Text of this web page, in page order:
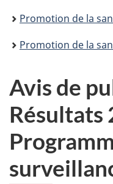
Promotion de la santé et prévention des
Promotion de la santé et prévention des
Avis de
Résultats